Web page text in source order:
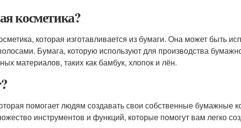
косметика?
которая изготавливается из бумаги. Она может быть
Бумага, которую используют для производства
материалов, таких как бамбук, хлопок и лён.
помогает людям создавать свои собственные бумажные
инструментов и функций, которые помогут вам легко